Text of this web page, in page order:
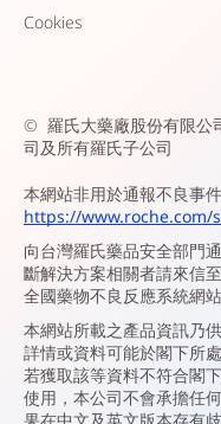
Cookies
© 羅氏大藥廠股份有限公
司及所有羅氏子公司
本網站非用於通報不良事
https://
向台灣羅氏藥品安全部門
斷解決方案相關者請來信至
全國藥物不良反應系統網站
本網站所載之產品資訊乃
詳情或資料可能於閣下所
若獲取該等資料不符合閣
使用，本公司不會承擔任